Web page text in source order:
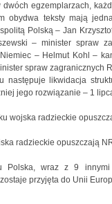
egzemplarzach,
obydwa teksty mają
Polską – Jan
– minister spraw
– Helmut Kohl –
spraw zagranicznych
następuje likwidacja
jego rozwiązanie – 1
wojska radzieckie
radzieckie opuszczają
wraz z 9 innymi
przyjęta do Unii